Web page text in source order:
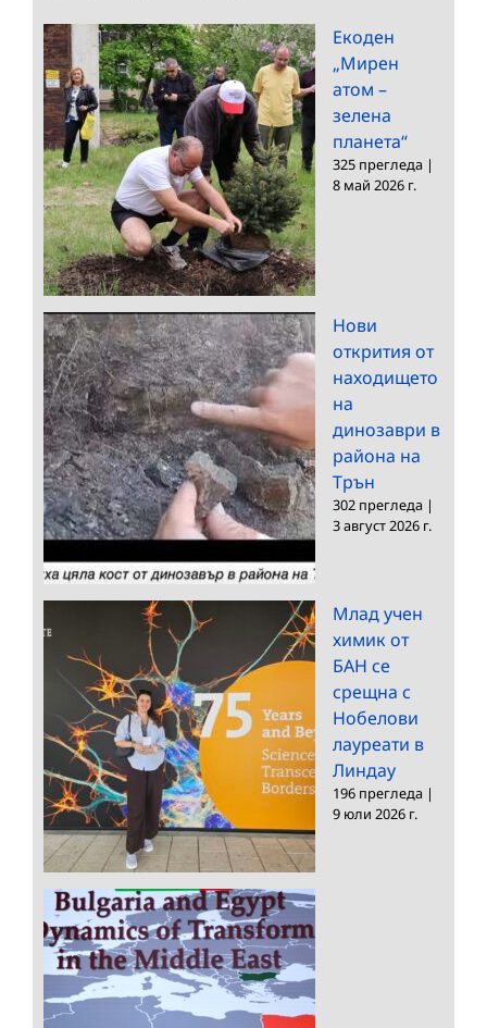
Екоден
„Мирен
атом –
зелена
планета“
325 прегледа |
8 май 2026 г.
Нови
открития от
находището
на
динозаври в
района на
Трън
302 прегледа |
3 август 2026 г.
Млад учен
химик от
БАН се
срещна с
Нобелови
лауреати в
Линдау
196 прегледа |
9 юли 2026 г.